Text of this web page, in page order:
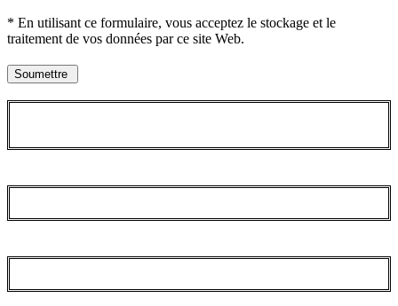
* En utilisant ce formulaire, vous acceptez le stockage et le
traitement de vos données par ce site Web.